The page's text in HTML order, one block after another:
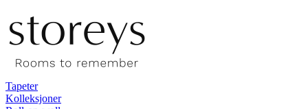
Tapeter
Kolleksjoner